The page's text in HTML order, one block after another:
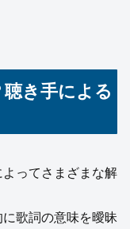
き手による
よってさまざまな解
歌詞の意味を曖昧